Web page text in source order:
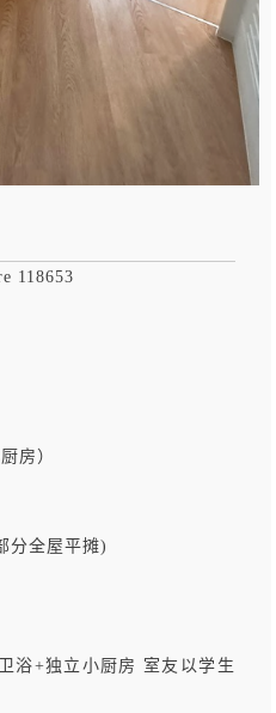
118653
房）
分全屋平摊)
浴+独立小厨房 室友以学生